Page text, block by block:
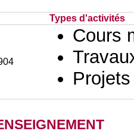
Types d'activités
Cours